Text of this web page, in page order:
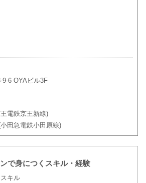
9-6 OYAビル3F
電鉄京王新線)
田急電鉄小田原線)
で身につくスキル・経験
キル